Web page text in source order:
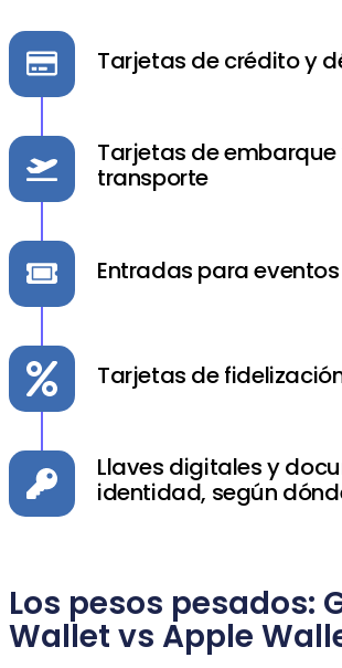
Tarjetas de crédito y
Tarjetas de embarque
transporte
Entradas para eventos
Tarjetas de
Llaves digitales y
identidad, según
Los pesos pesados:
Wallet vs Apple